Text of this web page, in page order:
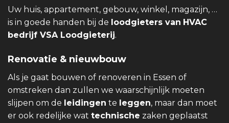
Uw huis, appartement, gebouw, winkel, magazijn, …
is in goede handen bij de loodgieters van HVAC
bedrijf VSA Loodgieterij.
Renovatie & nieuwbouw
Als je gaat bouwen of renoveren in Essen of
omstreken dan zullen we waarschijnlijk moeten
slijpen om de leidingen te leggen, maar dan moet
er ook redelijke wat technische zaken geplaatst